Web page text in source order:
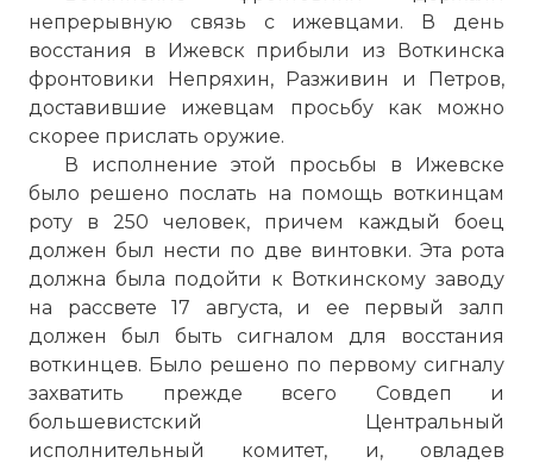
непрерывную связь с ижевцами. В день
восстания в Ижевск прибыли из Воткинска
фронтовики Непряхин, Разживин и Петров,
доставившие ижевцам просьбу как можно
скорее прислать оружие.
В исполнение этой просьбы в Ижевске
было решено послать на помощь воткинцам
роту в 250 человек, причем каждый боец
должен был нести по две винтовки. Эта рота
должна была подойти к Воткинскому заводу
на рассвете 17 августа, и ее первый залп
должен был быть сигналом для восстания
воткинцев. Было решено по первому сигналу
захватить прежде всего Совдеп и
большевистский Центральный
исполнительный комитет, и, овладев